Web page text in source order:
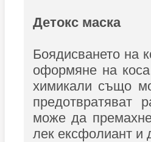
Детокс маска
Боядисването на
оформяне на
химикали също
предотвратяват
може да
лек ексфолиант и